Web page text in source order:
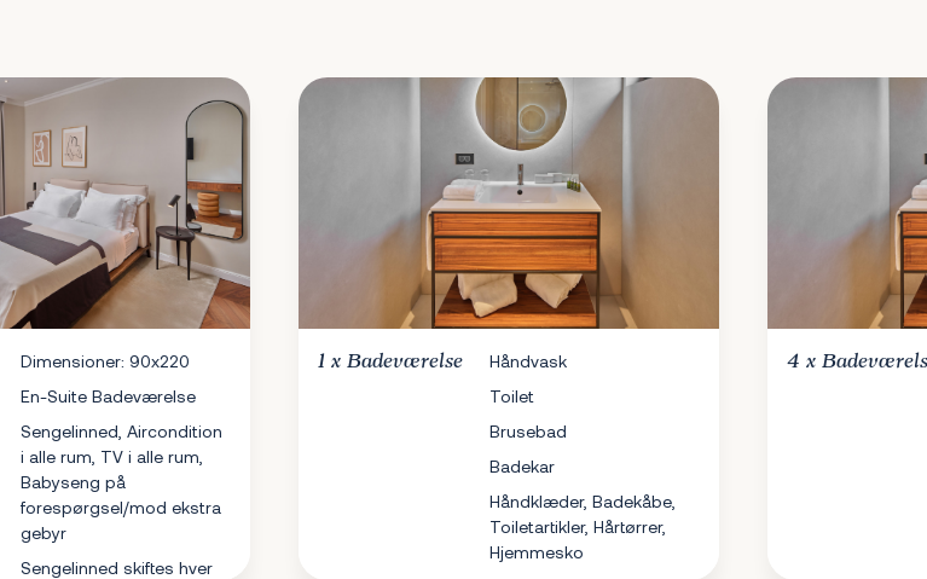
Dimensioner: 90x220
En-Suite Badeværelse
Sengelinned, Aircondition
i alle rum, TV i alle rum,
Babyseng på
forespørgsel/mod ekstra
gebyr
Sengelinned skiftes hver
1 x Badeværelse
Håndvask
Toilet
Brusebad
Badekar
Håndklæder, Badekåbe,
Toiletartikler, Hårtørrer,
Hjemmesko
4 x